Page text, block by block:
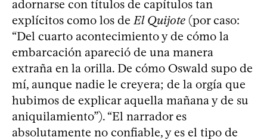
adornarse con títulos de capítulos tan
explícitos como los deEl Quijote (por caso:
“Del cuarto acontecimiento y de cómo la
embarcación apareció de una manera
extraña en la orilla. De cómo Oswald supo de
mí, aunque nadie le creyera; de la orgía que
hubimos de explicar aquella mañana y de su
aniquilamiento”). “El narrador es
absolutamente no confiable, y es el tipo de